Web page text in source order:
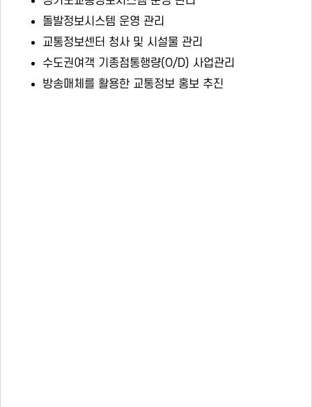
가상전시관
돌발정보시스템 운영 관리
교통정보센터 청사 및 시설물 관리
수도권여객 기종점통행량(O/D) 사업관리
방송매체를 활용한 교통정보 홍보 추진